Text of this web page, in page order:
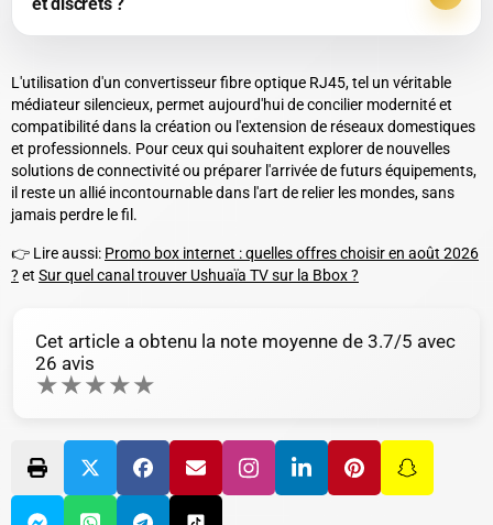
L'utilisation d'un convertisseur fibre optique RJ45, tel un véritable
médiateur silencieux, permet aujourd'hui de concilier modernité et
compatibilité dans la création ou l'extension de réseaux domestiques
et professionnels. Pour ceux qui souhaitent explorer de nouvelles
solutions de connectivité ou préparer l'arrivée de futurs équipements,
il reste un allié incontournable dans l'art de relier les mondes, sans
jamais perdre le fil.
👉 Lire aussi: Promo box internet : quelles offres choisir en août 2026
? et Sur quel canal trouver Ushuaïa TV sur la Bbox ?
Cet article a obtenu la note moyenne de 3.7/5 avec
26 avis
★★★★★